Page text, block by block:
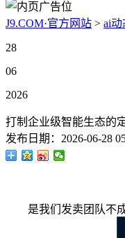
J9.COM·官方网站 > ai动
28
06
2026
打制企业级智能生态的
发布日期： 2026-06-28
是我们发卖团队不成